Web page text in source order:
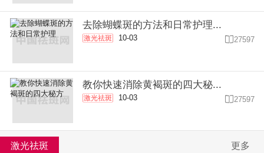
去除蝴蝶斑的方法和日常护理...
激光祛斑 10-03 27597
教你快速消除黄褐斑的四大秘...
激光祛斑 10-03  27597
激光祛斑 更多